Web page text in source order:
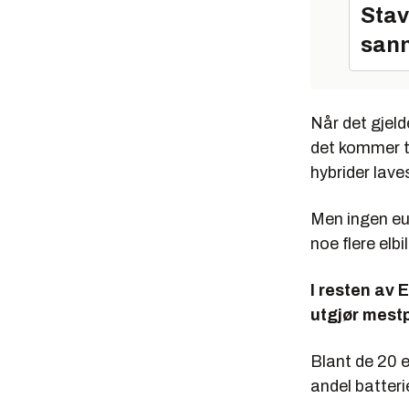
Når det
det kommer
hybrider
Men ingen
noe flere
I resten av
utgjør
Blant de 20
andel